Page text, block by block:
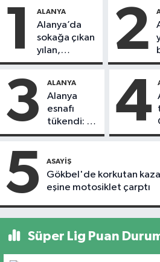
1 ALANYA
Alanya’da
sokağa çıkan
yılan,
vatandaşı
2
3 ALANYA
Alanya
esnafı
tükendi: 1
ayda 150
kapandı
4
5 ASAYIŞ
Gökbel'de korkutan kaza:
eşine motosiklet çarptı
Süper Lig Puan